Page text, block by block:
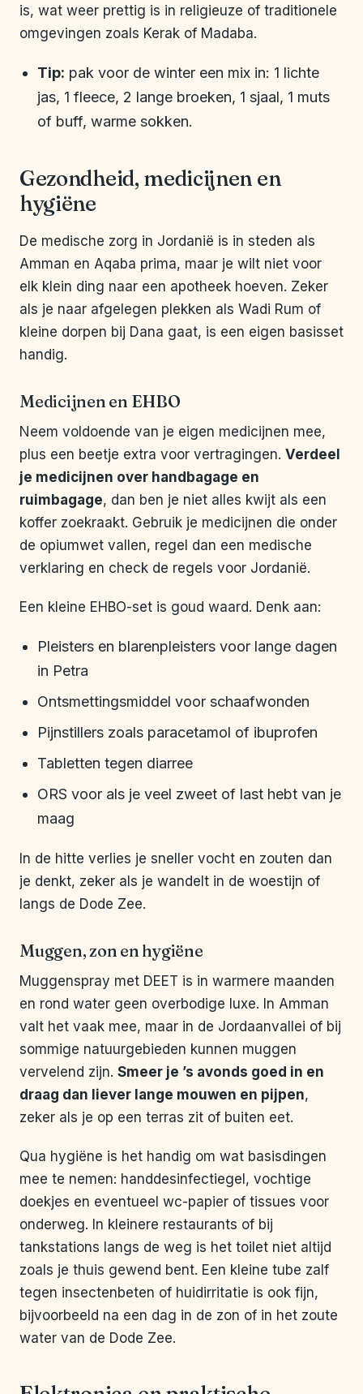
is, wat weer prettig is in religieuze of traditionele
omgevingen zoals Kerak of Madaba.
Tip: pak voor de winter een mix in: 1 lichte
jas, 1 fleece, 2 lange broeken, 1 sjaal, 1 muts
of buff, warme sokken.
Gezondheid, medicijnen en
hygiëne
De medische zorg in Jordanië is in steden als
Amman en Aqaba prima, maar je wilt niet voor
elk klein ding naar een apotheek hoeven. Zeker
als je naar afgelegen plekken als Wadi Rum of
kleine dorpen bij Dana gaat, is een eigen basisset
handig.
Medicijnen en EHBO
Neem voldoende van je eigen medicijnen mee,
plus een beetje extra voor vertragingen. Verdeel
je medicijnen over handbagage en
ruimbagage, dan ben je niet alles kwijt als een
koffer zoekraakt. Gebruik je medicijnen die onder
de opiumwet vallen, regel dan een medische
verklaring en check de regels voor Jordanië.
Een kleine EHBO-set is goud waard. Denk aan:
Pleisters en blarenpleisters voor lange dagen
in Petra
Ontsmettingsmiddel voor schaafwonden
Pijnstillers zoals paracetamol of ibuprofen
Tabletten tegen diarree
ORS voor als je veel zweet of last hebt van je
maag
In de hitte verlies je sneller vocht en zouten dan
je denkt, zeker als je wandelt in de woestijn of
langs de Dode Zee.
Muggen, zon en hygiëne
Muggenspray met DEET is in warmere maanden
en rond water geen overbodige luxe. In Amman
valt het vaak mee, maar in de Jordaanvallei of bij
sommige natuurgebieden kunnen muggen
vervelend zijn. Smeer je ’s avonds goed in en
draag dan liever lange mouwen en pijpen,
zeker als je op een terras zit of buiten eet.
Qua hygiëne is het handig om wat basisdingen
mee te nemen: handdesinfectiegel, vochtige
doekjes en eventueel wc-papier of tissues voor
onderweg. In kleinere restaurants of bij
tankstations langs de weg is het toilet niet altijd
zoals je thuis gewend bent. Een kleine tube zalf
tegen insectenbeten of huidirritatie is ook fijn,
bijvoorbeeld na een dag in de zon of in het zoute
water van de Dode Zee.